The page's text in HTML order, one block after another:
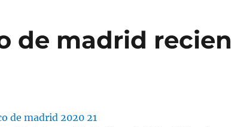
de madrid recien